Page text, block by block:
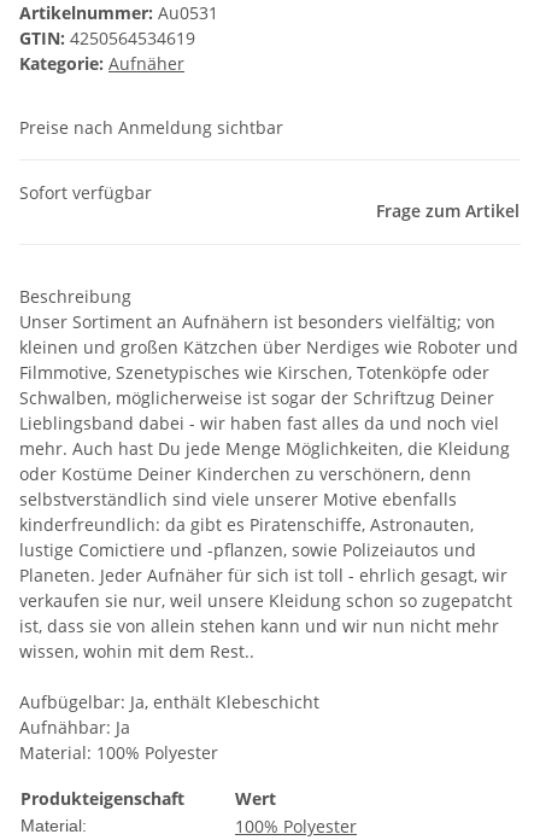
Artikelnummer: Au0531
GTIN: 4250564534619
Kategorie: Aufnäher
Preise nach Anmeldung sichtbar
Sofort verfügbar
Frage zum Artikel
Beschreibung
Unser Sortiment an Aufnähern ist besonders vielfältig; von
kleinen und großen Kätzchen über Nerdiges wie Roboter und
Filmmotive, Szenetypisches wie Kirschen, Totenköpfe oder
Schwalben, möglicherweise ist sogar der Schriftzug Deiner
Lieblingsband dabei - wir haben fast alles da und noch viel
mehr. Auch hast Du jede Menge Möglichkeiten, die Kleidung
oder Kostüme Deiner Kinderchen zu verschönern, denn
selbstverständlich sind viele unserer Motive ebenfalls
kinderfreundlich: da gibt es Piratenschiffe, Astronauten,
lustige Comictiere und -pflanzen, sowie Polizeiautos und
Planeten. Jeder Aufnäher für sich ist toll - ehrlich gesagt, wir
verkaufen sie nur, weil unsere Kleidung schon so zugepatcht
ist, dass sie von allein stehen kann und wir nun nicht mehr
wissen, wohin mit dem Rest..
Aufbügelbar: Ja, enthält Klebeschicht
Aufnähbar: Ja
Material: 100% Polyester
Produkteigenschaft
Wert
Material: 100% Polyester